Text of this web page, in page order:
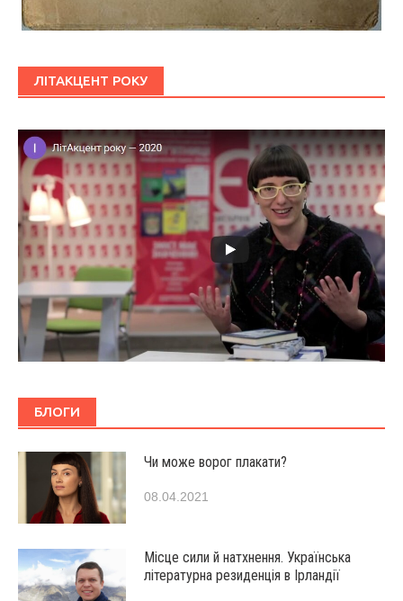
ЛІТАКЦЕНТ РОКУ
БЛОГИ
Чи може ворог плакати?
08.04.2021
Місце сили й натхнення. Українська
літературна резиденція в Ірландії